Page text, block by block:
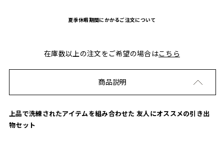
夏季休暇期間にかかるご注文について
在庫数以上の注文をご希望の場合はこちら
商品説明
上品で洗練されたアイテムを組み合わせた 友人にオススメの引き出
物セット